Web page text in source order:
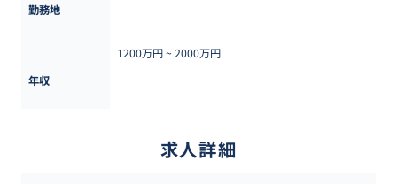
勤務地
年収
1200万円 ~ 2000万円
求人詳細